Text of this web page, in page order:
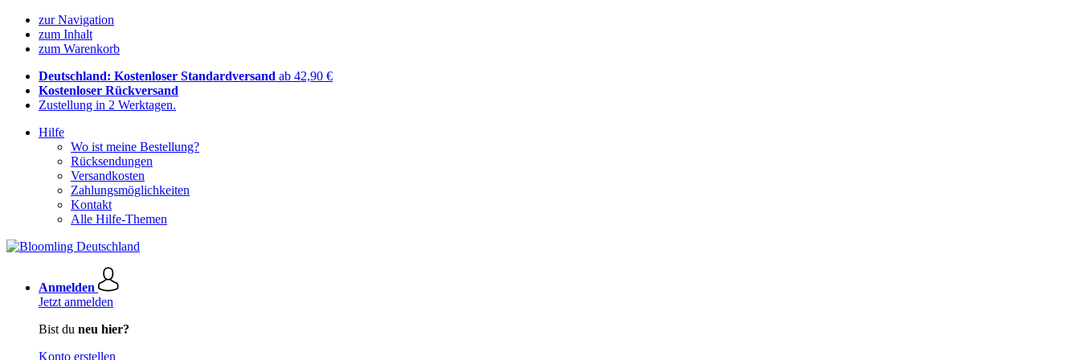
zur Navigation
zum Inhalt
zum Warenkorb
Deutschland: Kostenloser Standardversand ab 42,90 €
Kostenloser Rückversand
Zustellung in 2 Werktagen.
Hilfe
Wo ist meine Bestellung?
Rücksendungen
Versandkosten
Zahlungsmöglichkeiten
Kontakt
Alle Hilfe-Themen
Anmelden
Jetzt anmelden
Bist du neu hier?
Konto erstellen